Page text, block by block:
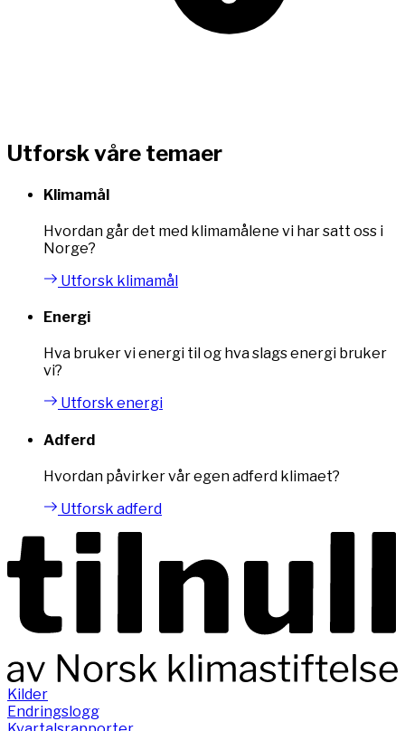
Utforsk våre temaer
Klimamål
Hvordan går det med klimamålene vi har satt oss i
Norge?
Utforsk klimamål
Energi
Hva bruker vi energi til og hva slags energi bruker
vi?
Utforsk energi
Adferd
Hvordan påvirker vår egen adferd klimaet?
Utforsk adferd
Kilder
Endringslogg